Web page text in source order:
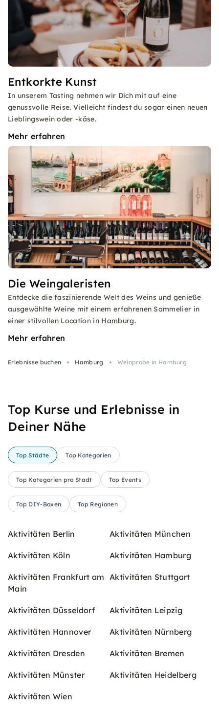
Entkorkte Kunst
In unserem Tasting nehmen wir Dich mit auf eine
genussvolle Reise. Vielleicht findest du sogar einen neuen
Lieblingswein oder -käse.
Mehr erfahren
Die Weingaleristen
Entdecke die faszinierende Welt des Weins und genieße
ausgewählte Weine mit einem erfahrenen Sommelier in
einer stilvollen Location in Hamburg.
Mehr erfahren
Erlebnisse buchen Hamburg Weinprobe in Hamburg
Top Kurse und Erlebnisse in
Deiner Nähe
Top Städte Top Kategorien
Top Kategorien pro Stadt Top Events
Top DIY-Boxen Top Regionen
Aktivitäten Berlin Aktivitäten München
Aktivitäten Köln Aktivitäten Hamburg
Aktivitäten Frankfurt am
Main
Aktivitäten Stuttgart
Aktivitäten Düsseldorf Aktivitäten Leipzig
Aktivitäten Hannover Aktivitäten Nürnberg
Aktivitäten Dresden Aktivitäten Bremen
Aktivitäten Münster Aktivitäten Heidelberg
Aktivitäten Wien